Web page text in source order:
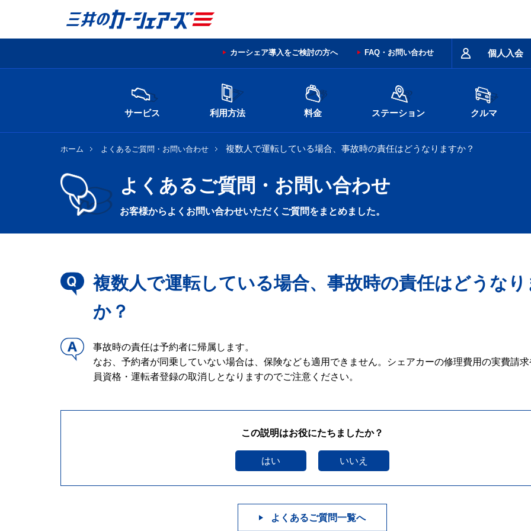
個人入会
カーシェア導入をご検討の方へ FAQ・お問い合わせ
サービス 利用方法 料金 ステーション クルマ
ホーム よくあるご質問・お問い合わせ 複数人で運転している場合、事故時の責任はどうなりますか？
よくあるご質問・お問い合わせ
お客様からよくお問い合わせいただくご質問をまとめました。
複数人で運転している場合、事故時の責任はどうな
か？
事故時の責任は予約者に帰属します。
なお、予約者が同乗していない場合は、保険なども適用できません。シェアカーの修理費用の実費請
員資格・運転者登録の取消しとなりますのでご注意ください。
この説明はお役にたちましたか？
はい いいえ
よくあるご質問一覧へ